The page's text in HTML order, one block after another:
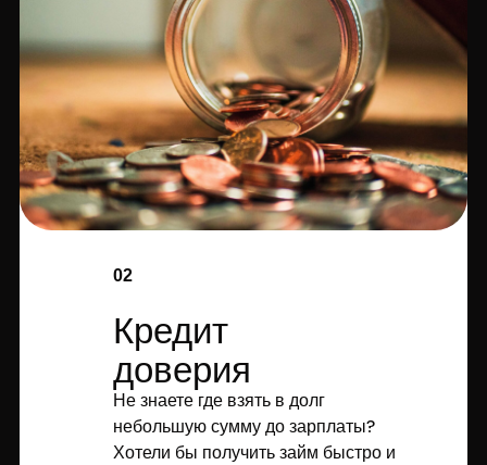
02
Кредит
доверия
Не знаете где взять в долг
небольшую сумму до зарплаты?
Хотели бы получить займ быстро и